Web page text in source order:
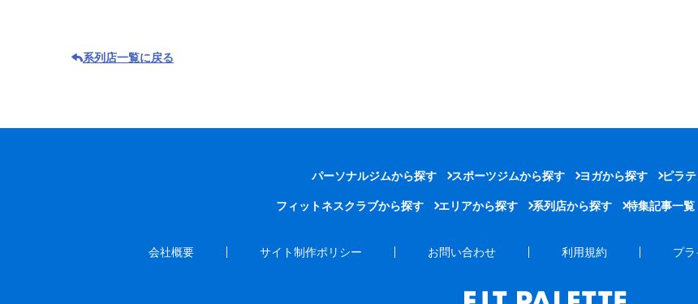
系列店一覧に戻る
パーソナルジムから探す スポーツジムから探す ヨガから探す ピラ
フィットネスクラブから探す エリアから探す 系列店から探す 特集記事一覧
会社概要 サイト制作ポリシー お問い合わせ 利用規約 プ